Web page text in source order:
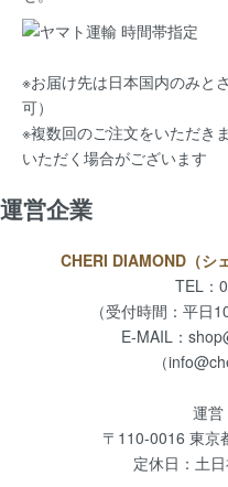
※お届け先は日本国内のみと
可）
※複数回のご注文をいただき
いただく場合がございます
運営企業
CHERI DIAMOND（シ
TEL：
（受付時間：平日
E-MAIL：
（
運営
〒110-0016 東京
定休日：土